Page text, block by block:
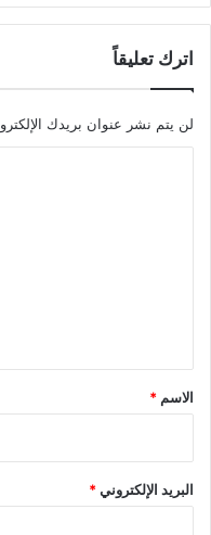
اترك تعليقاً
لن يتم نشر عنوان بريدك
*
الاسم *
البريد الإلكتروني*